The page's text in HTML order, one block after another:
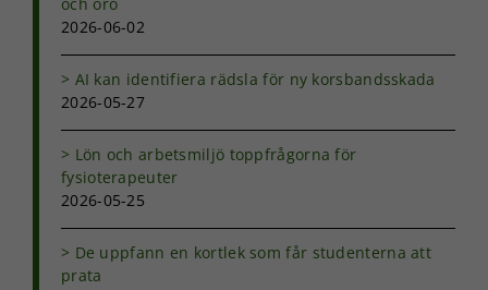
2026-06-02
AI kan identifiera rädsla för ny korsbandsskada
2026-05-27
Lön och arbetsmiljö toppfrågorna för
fysioterapeuter
2026-05-25
De uppfann en kortlek som får studenterna att
prata
hemsida ska
bra som
möjligt under
ditt besök.
kakorna
kommer viss